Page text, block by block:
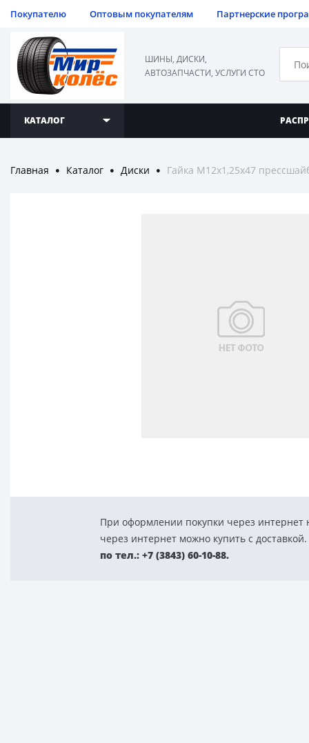
Покупателю Оптовым покупателям Партнерские
ШИНЫ, ДИСКИ,
АВТОЗАПЧАСТИ, УСЛУГИ СТО
КАТАЛОГ
Главная ● Каталог ● Диски ● Гайка М12х1,25х47
При оформлении покупки через интернет
через интернет можно купить с
по тел.: +7 (3843) 60-10-88.